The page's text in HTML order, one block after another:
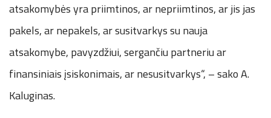
atsakomybės yra priimtinos, ar nepriimtinos, ar jis jas
pakels, ar nepakels, ar susitvarkys su nauja
atsakomybe, pavyzdžiui, sergančiu partneriu ar
finansiniais įsiskonimais, ar nesusitvarkys“, – sako A.
Kaluginas.